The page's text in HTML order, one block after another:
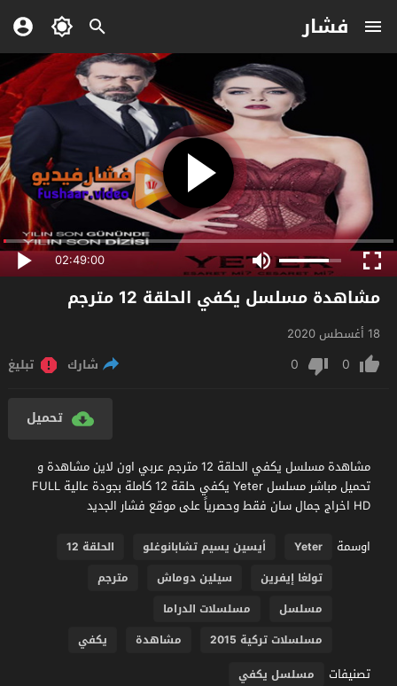
فشار
02:49:00
مشاهدة مسلسل يكفي الحلقة 12 مترجم
18 أغسطس 2020
0
0 شارك تبليغ
تحميل
مشاهدة مسلسل يكفي الحلقة 12 مترجم عربي اون لاين مشاهدة و
تحميل مباشر مسلسل Yeter يكفي حلقة 12 كاملة بجودة عالية FULL
HD اخراج جمال سان فقط وحصرياً على موقع فشار الجديد
اوسمة
Yeter أيسين يسيم تشابانوغلو
الحلقة 12
تولغا إيفرين
سيلين دوماش
مترجم
مسلسل
مسلسلات الدراما
مسلسلات تركية 2015
مشاهدة يكفي
تصنيفات مسلسل يكفي